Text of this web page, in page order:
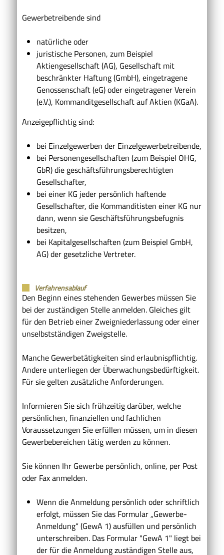
Gewerbetreibende sind
natürliche oder
juristische Personen, zum Beispiel
Aktiengesellschaft (AG), Gesellschaft mit
beschränkter Haftung (GmbH), eingetragene
Genossenschaft (eG) oder eingetragener Verein
(e.V.), Kommanditgesellschaft auf Aktien (KGaA).
Anzeigepflichtig sind:
bei Einzelgewerben der Einzelgewerbetreibende,
bei Personengesellschaften (zum Beispiel OHG,
GbR) die geschäftsführungsberechtigten
Gesellschafter,
bei einer KG jeder persönlich haftende
Gesellschafter, die Kommanditisten einer KG nur
dann, wenn sie Geschäftsführungsbefugnis
besitzen,
bei Kapitalgesellschaften (zum Beispiel GmbH,
AG) der gesetzliche Vertreter.
Verfahrensablauf
Den Beginn eines stehenden Gewerbes müssen Sie
bei der zuständigen Stelle anmelden. Gleiches gilt
für den Betrieb einer Zweigniederlassung oder einer
unselbstständigen Zweigstelle.
Manche Gewerbetätigkeiten sind erlaubnispflichtig.
Andere unterliegen der Überwachungsbedürftigkeit.
Für sie gelten zusätzliche Anforderungen.
Informieren Sie sich frühzeitig darüber, welche
persönlichen, finanziellen und fachlichen
Voraussetzungen Sie erfüllen müssen, um in diesen
Gewerbebereichen tätig werden zu können.
Sie können Ihr Gewerbe persönlich, online, per Post
oder Fax anmelden.
Wenn die Anmeldung persönlich oder schriftlich
erfolgt, müssen Sie das Formular „Gewerbe-
Anmeldung“ (GewA 1) ausfüllen und persönlich
unterschreiben. Das Formular "GewA 1" liegt bei
der für die Anmeldung zuständigen Stelle aus,